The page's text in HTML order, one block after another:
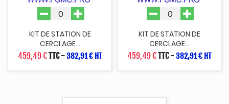
KIT DE STATION DE
CERCLAGE...
459,49 €TTC-382,91 € HT
KIT DE STATION DE
CERCLAGE...
459,49 €TTC-382,91 € HT